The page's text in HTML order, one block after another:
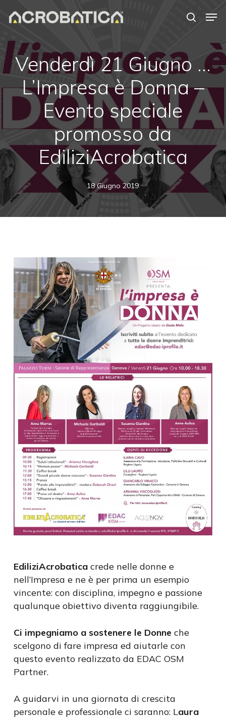
content
Venderdì 21 Giugno …
L’Impresa è Donna –
Evento speciale
promosso da
EdiliziAcrobatica
18 Giugno 2019
EdiliziAcrobaticacrede nelle donne e
nell’Impresa e ne è per prima un esempio
vincente: con disciplina, impegno e passione
qualunque obiettivo diventa raggiungibile.
Ci impegniamo a sostenere le Donne che
scelgono di fare impresa ed aiutarle con
questo evento realizzato da EDAC OSM
Partner.
A guidarvi in una giornata di crescita
personale e professionale ci saranno: Laura
Menu